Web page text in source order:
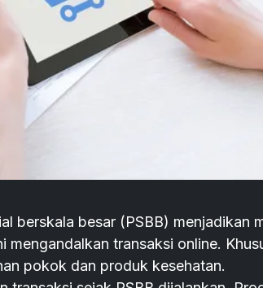
berskala besar (PSBB) menjadikan
transaksi online.
pokok dan produk kesehatan.